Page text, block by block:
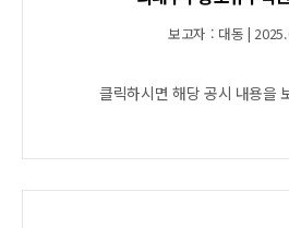
보고자 : 대동 |
클릭하시면 해당 공시 내용을